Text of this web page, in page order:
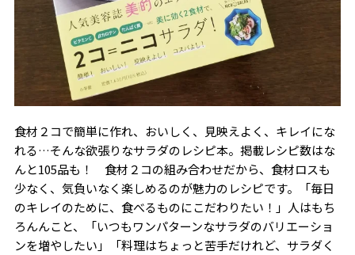
食材２コで簡単に作れ、おいしく、見映えよく、キレイにな
れる…そんな欲張りなサラダのレシピ本。掲載レシピ数はな
んと105品も！ 食材２コの組み合わせだから、食材ロスも
少なく、気負いなく楽しめるのが魅力のレシピです。「毎日
のキレイのために、食べるものにこだわりたい！」人はもち
ろんんこと、「いつもワンパターンなサラダのバリエーショ
ンを増やしたい」「料理はちょっと苦手だけれど、サラダく